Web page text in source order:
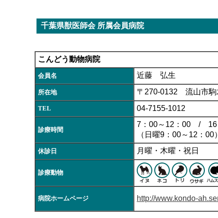
千葉県獣医師会 所属会員病院
こんどう動物病院
会員名 近藤 弘生
所在地 〒270-0132 流山市駒
TEL 04-7155-1012
診療時間
7：00～12：00 / 16
（日曜9：00～12：00
休診日 月曜・木曜・祝日
診療動物
病院ホームページ http://www.kondo-